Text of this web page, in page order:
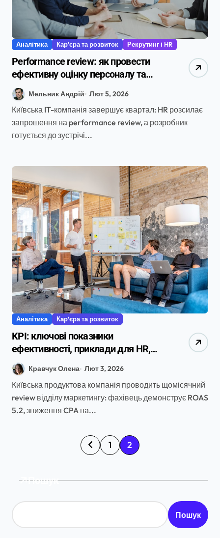
Аналітика Кар’єра та розвиток Рекрутинг і HR
Performance review: як провести
ефективну оцінку персоналу та
мотивувати команду
Мельник Андрій Лют 5, 2026
Київська IT-компанія завершує квартал: HR розсилає
запрошення на performance review, а розробник
готується до зустрічі...
Аналітика Кар’єра та розвиток
KPI: ключові показники
ефективності, приклади для HR,
маркетингу та продажів в Україні
2026Кравчук Олена Лют 3, 2026
Київська продуктова компанія проводить щомісячний
review відділу маркетингу: фахівець демонструє ROAS
5.2, зниження CPA на...
П
а
а
1 2
Пошук
Пошук